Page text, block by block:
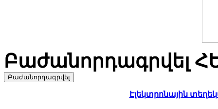
Բաժանորդագրվել
Էլեկտրոնային